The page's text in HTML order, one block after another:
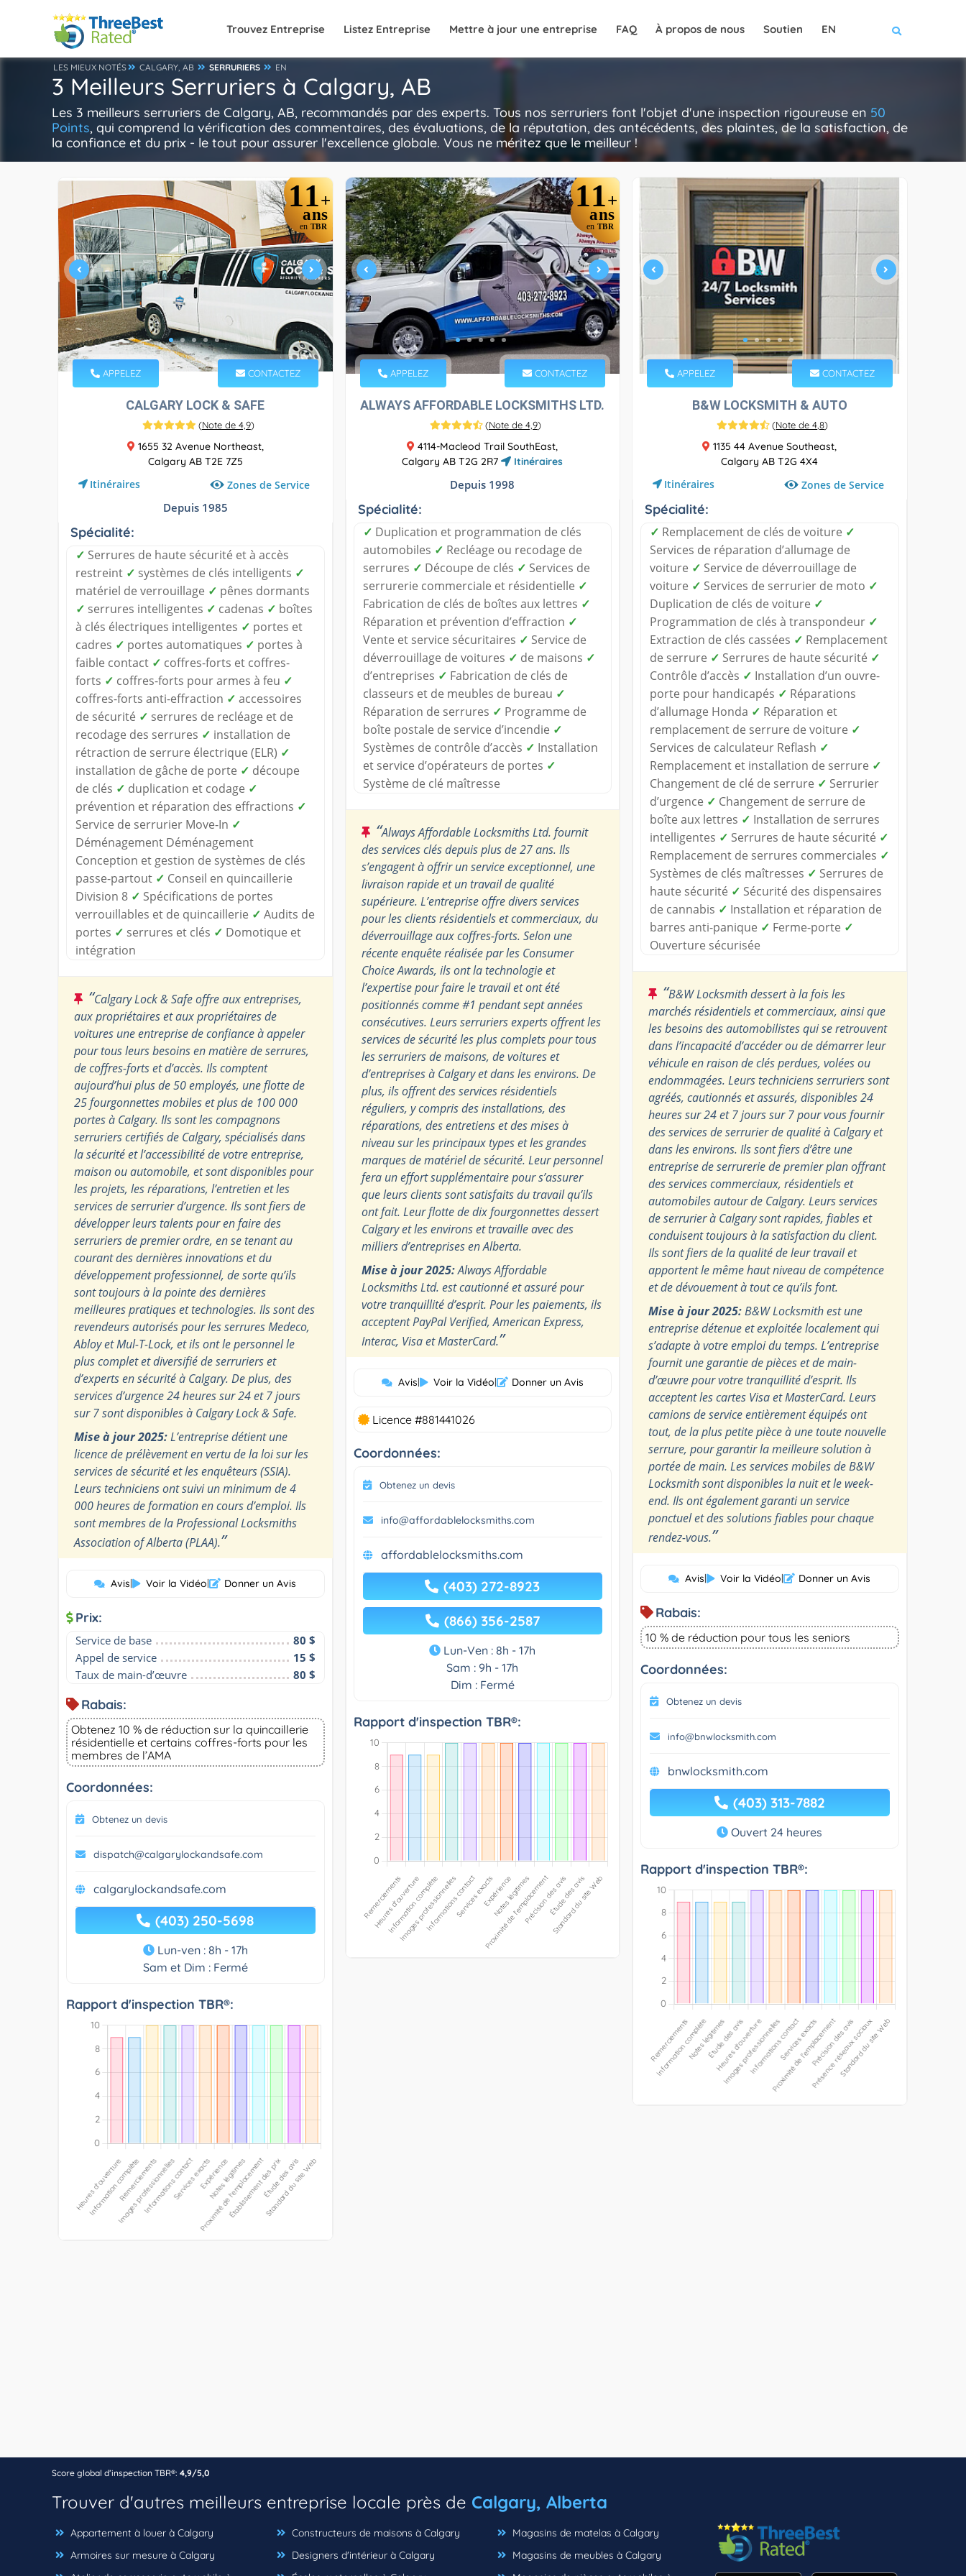
Trouvez Entreprise Listez Entreprise Mettre à jour une entreprise FAQ À propos de nous Soutien EN
LES MIEUX NOTÉS CALGARY, AB SERRURIERS EN
3 Meilleurs Serruriers à Calgary, AB
Les 3 meilleurs serruriers de Calgary, AB, recommandés par des experts. Tous nos serruriers font l'objet d'une inspection rigoureuse en 50
Points, qui comprend la vérification des commentaires, des évaluations, de la réputation, des antécédents, des plaintes, de la satisfaction, de
la confiance et du prix - le tout pour assurer l'excellence globale. Vous ne méritez que le meilleur !
11+
ans
en TBR
APPELEZ CONTACTEZ
CALGARY LOCK & SAFE
(Note de 4,9)
1655 32 Avenue Northeast,
Calgary AB T2E 7Z5
Itinéraires Zones de Service
Depuis 1985
Spécialité:
✓ Serrures de haute sécurité et à accès
restreint ✓ systèmes de clés intelligents ✓
matériel de verrouillage ✓ pênes dormants
✓ serrures intelligentes ✓ cadenas ✓ boîtes
à clés électriques intelligentes ✓ portes et
cadres ✓ portes automatiques ✓ portes à
faible contact ✓ coffres-forts et coffres-
forts ✓ coffres-forts pour armes à feu ✓
coffres-forts anti-effraction ✓ accessoires
de sécurité ✓ serrures de recléage et de
recodage des serrures ✓ installation de
rétraction de serrure électrique (ELR) ✓
installation de gâche de porte ✓ découpe
de clés ✓ duplication et codage ✓
prévention et réparation des effractions ✓
Service de serrurier Move-In ✓
Déménagement Déménagement
Conception et gestion de systèmes de clés
passe-partout ✓ Conseil en quincaillerie
Division 8 ✓ Spécifications de portes
verrouillables et de quincaillerie ✓ Audits de
portes ✓ serrures et clés ✓ Domotique et
intégration
“Calgary Lock & Safe offre aux entreprises,
aux propriétaires et aux propriétaires de
voitures une entreprise de confiance à appeler
pour tous leurs besoins en matière de serrures,
de coffres-forts et d’accès. Ils comptent
aujourd’hui plus de 50 employés, une flotte de
25 fourgonnettes mobiles et plus de 100 000
portes à Calgary. Ils sont les compagnons
serruriers certifiés de Calgary, spécialisés dans
la sécurité et l’accessibilité de votre entreprise,
maison ou automobile, et sont disponibles pour
les projets, les réparations, l’entretien et les
services de serrurier d’urgence. Ils sont fiers de
développer leurs talents pour en faire des
serruriers de premier ordre, en se tenant au
courant des dernières innovations et du
développement professionnel, de sorte qu’ils
sont toujours à la pointe des dernières
meilleures pratiques et technologies. Ils sont des
revendeurs autorisés pour les serrures Medeco,
Abloy et Mul-T-Lock, et ils ont le personnel le
plus complet et diversifié de serruriers et
d’experts en sécurité à Calgary. De plus, des
services d’urgence 24 heures sur 24 et 7 jours
sur 7 sont disponibles à Calgary Lock & Safe.
Mise à jour 2025:L’entreprise détient une
licence de prélèvement en vertu de la loi sur les
services de sécurité et les enquêteurs (SSIA).
Leurs techniciens ont suivi un minimum de 4
000 heures de formation en cours d’emploi. Ils
sont membres de la Professional Locksmiths
Association of Alberta (PLAA).”
Avis| Voir la Vidéo| Donner un Avis
Prix:
Service de base
80 $
Appel de service
15 $
Taux de main-d’œuvre
80 $
Rabais:
Obtenez 10 % de réduction sur la quincaillerie
résidentielle et certains coffres-forts pour les
membres de l’AMA
Coordonnées:
Obtenez un devis
dispatch@calgarylockandsafe.com
calgarylockandsafe.com
(403) 250-5698
Lun-ven : 8h - 17h
Sam et Dim : Fermé
Rapport d'inspection TBR®:
11+
ans
en TBR
APPELEZ CONTACTEZ
ALWAYS AFFORDABLE LOCKSMITHS LTD.
(Note de 4,9)
4114-Macleod Trail SouthEast,
Calgary AB T2G 2R7
Itinéraires
Depuis 1998
Spécialité:
✓ Duplication et programmation de clés
automobiles ✓ Recléage ou recodage de
serrures ✓ Découpe de clés ✓ Services de
serrurerie commerciale et résidentielle ✓
Fabrication de clés de boîtes aux lettres ✓
Réparation et prévention d’effraction ✓
Vente et service sécuritaires ✓ Service de
déverrouillage de voitures ✓ de maisons ✓
d’entreprises ✓ Fabrication de clés de
classeurs et de meubles de bureau ✓
Réparation de serrures ✓ Programme de
boîte postale de service d’incendie ✓
Systèmes de contrôle d’accès ✓ Installation
et service d’opérateurs de portes ✓
Système de clé maîtresse
“Always Affordable Locksmiths Ltd. fournit
des services clés depuis plus de 27 ans. Ils
s’engagent à offrir un service exceptionnel, une
livraison rapide et un travail de qualité
supérieure. L’entreprise offre divers services
pour les clients résidentiels et commerciaux, du
déverrouillage aux coffres-forts. Selon une
récente enquête réalisée par les Consumer
Choice Awards, ils ont la technologie et
l’expertise pour faire le travail et ont été
positionnés comme #1 pendant sept années
consécutives. Leurs serruriers experts offrent les
services de sécurité les plus complets pour tous
les serruriers de maisons, de voitures et
d’entreprises à Calgary et dans les environs. De
plus, ils offrent des services résidentiels
réguliers, y compris des installations, des
réparations, des entretiens et des mises à
niveau sur les principaux types et les grandes
marques de matériel de sécurité. Leur personnel
fera un effort supplémentaire pour s’assurer
que leurs clients sont satisfaits du travail qu’ils
ont fait. Leur flotte de dix fourgonnettes dessert
Calgary et les environs et travaille avec des
milliers d’entreprises en Alberta.
Mise à jour 2025:Always Affordable
Locksmiths Ltd. est cautionné et assuré pour
votre tranquillité d’esprit. Pour les paiements, ils
acceptent PayPal Verified, American Express,
Interac, Visa et MasterCard.”
Avis| Voir la Vidéo| Donner un Avis
Licence #881441026
Coordonnées:
Obtenez un devis
info@affordablelocksmiths.com
affordablelocksmiths.com
(403) 272-8923
(866) 356-2587
Lun-Ven : 8h - 17h
Sam : 9h - 17h
Dim : Fermé
Rapport d'inspection TBR®:
APPELEZ CONTACTEZ
B&W LOCKSMITH & AUTO
(Note de 4,8)
1135 44 Avenue Southeast,
Calgary AB T2G 4X4
Itinéraires Zones de Service
Spécialité:
✓ Remplacement de clés de voiture ✓
Services de réparation d’allumage de
voiture ✓ Service de déverrouillage de
voiture ✓ Services de serrurier de moto ✓
Duplication de clés de voiture ✓
Programmation de clés à transpondeur ✓
Extraction de clés cassées ✓ Remplacement
de serrure ✓ Serrures de haute sécurité ✓
Contrôle d’accès ✓ Installation d’un ouvre-
porte pour handicapés ✓ Réparations
d’allumage Honda ✓ Réparation et
remplacement de serrure de voiture ✓
Services de calculateur Reflash ✓
Remplacement et installation de serrure ✓
Changement de clé de serrure ✓ Serrurier
d’urgence ✓ Changement de serrure de
boîte aux lettres ✓ Installation de serrures
intelligentes ✓ Serrures de haute sécurité ✓
Remplacement de serrures commerciales ✓
Systèmes de clés maîtresses ✓ Serrures de
haute sécurité ✓ Sécurité des dispensaires
de cannabis ✓ Installation et réparation de
barres anti-panique ✓ Ferme-porte ✓
Ouverture sécurisée
“B&W Locksmith dessert à la fois les
marchés résidentiels et commerciaux, ainsi que
les besoins des automobilistes qui se retrouvent
dans l’incapacité d’accéder ou de démarrer leur
véhicule en raison de clés perdues, volées ou
endommagées. Leurs techniciens serruriers sont
agréés, cautionnés et assurés, disponibles 24
heures sur 24 et 7 jours sur 7 pour vous fournir
des services de serrurier de qualité à Calgary et
dans les environs. Ils sont fiers d’être une
entreprise de serrurerie de premier plan offrant
des services commerciaux, résidentiels et
automobiles autour de Calgary. Leurs services
de serrurier à Calgary sont rapides, fiables et
conduisent toujours à la satisfaction du client.
Ils sont fiers de la qualité de leur travail et
apportent le même haut niveau de compétence
et de dévouement à tout ce qu’ils font.
Mise à jour 2025:B&W Locksmith est une
entreprise détenue et exploitée localement qui
s’adapte à votre emploi du temps. L’entreprise
fournit une garantie de pièces et de main-
d’œuvre pour votre tranquillité d’esprit. Ils
acceptent les cartes Visa et MasterCard. Leurs
camions de service entièrement équipés ont
tout, de la plus petite pièce à une toute nouvelle
serrure, pour garantir la meilleure solution à
portée de main. Les services mobiles de B&W
Locksmith sont disponibles la nuit et le week-
end. Ils ont également garanti un service
ponctuel et des solutions fiables pour chaque
rendez-vous.”
Avis| Voir la Vidéo| Donner un Avis
Rabais:
10 % de réduction pour tous les seniors
Coordonnées:
Obtenez un devis
info@bnwlocksmith.com
bnwlocksmith.com
(403) 313-7882
Ouvert 24 heures
Rapport d'inspection TBR®:
Score global d’inspection TBR®: 4,9/5,0
Trouver d'autres meilleurs entreprise locale près de Calgary, Alberta
Appartement à louer à Calgary
Armoires sur mesure à Calgary
Constructeurs de maisons à Calgary
Designers d'intérieur à Calgary
Magasins de matelas à Calgary
Magasins de meubles à Calgary